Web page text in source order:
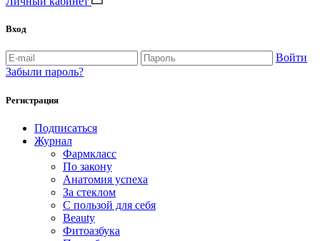
Вход
Войти
Забыли пароль?
Регистрация
Подписаться
Журнал
Фармкласс
По закону
Анатомия успеха
За стеклом
С пользой для себя
Beauty
Фитоазбука